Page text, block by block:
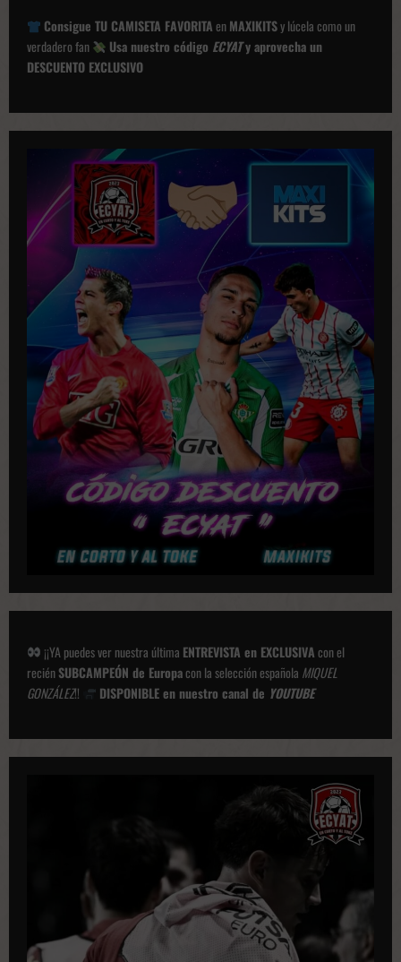
Consigue TU CAMISETA FAVORITAenMAXIKITSy lúcela como un
verdadero fan
Usa nuestro código ECYATy aprovecha un
DESCUENTO EXCLUSIVO
¡¡YA puedes ver nuestra última ENTREVISTA en EXCLUSIVAcon el
reciénSUBCAMPEÓN de Europacon la selección española MIQUEL
GONZÁLEZ!! DISPONIBLE en nuestro canal de YOUTUBE